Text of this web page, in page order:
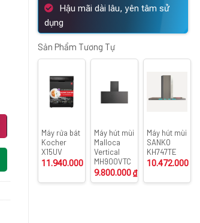
Hậu mãi dài lâu, yên tâm sử
dụng
Sản Phẩm Tương Tự
Máy rửa bát
Kocher
X15UV
11.940.000
Máy hút mùi
Malloca
Vertical
MH900VTC
9.800.000₫
Máy hút mùi
SANKO
KH747TE
10.472.000